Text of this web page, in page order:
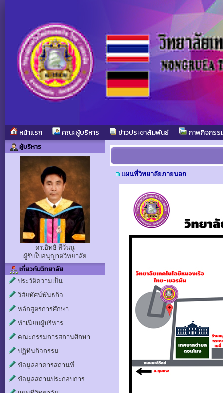
หน้าแรก คณะผู้บริหาร ข่าวประชาสัมพันธ์ ภาพกิจกรร
ผู้บริหาร
ดร.อิทธิ สีวันนู
ผู้รับใบอนุญาตวิทยาลัย
เกี่ยวกับวิทยาลัย
ประวัติความเป็น
วิสัยทัศน์พันธกิจ
หลักสูตรการศึกษา
ทำเนียบผู้บริหาร
คณะกรรมการสถานศึกษา
ปฏิทินกิจกรรม
ข้อมูลอาคารสถานที่
ข้อมูลสถานประกอบการ
แผนที่วิทยาลัยภายนอก